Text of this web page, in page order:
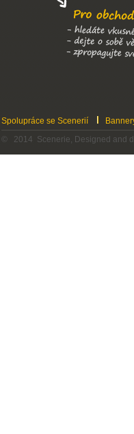
Spolupráce se Scenerií
© 2014 Scenerie, Designed and